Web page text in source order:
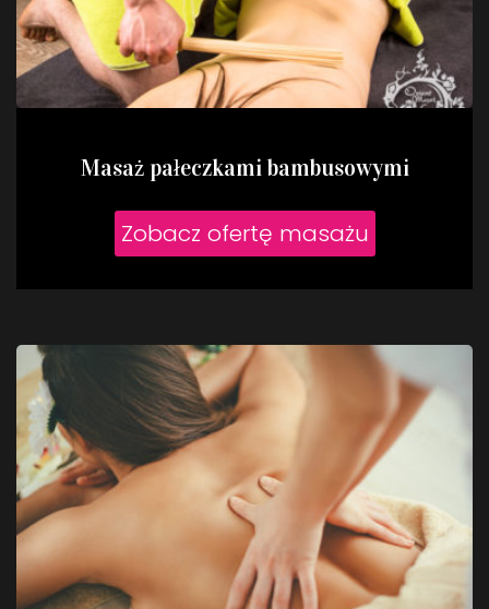
Masaż pałeczkami bambusowymi
Zobacz ofertę masażu